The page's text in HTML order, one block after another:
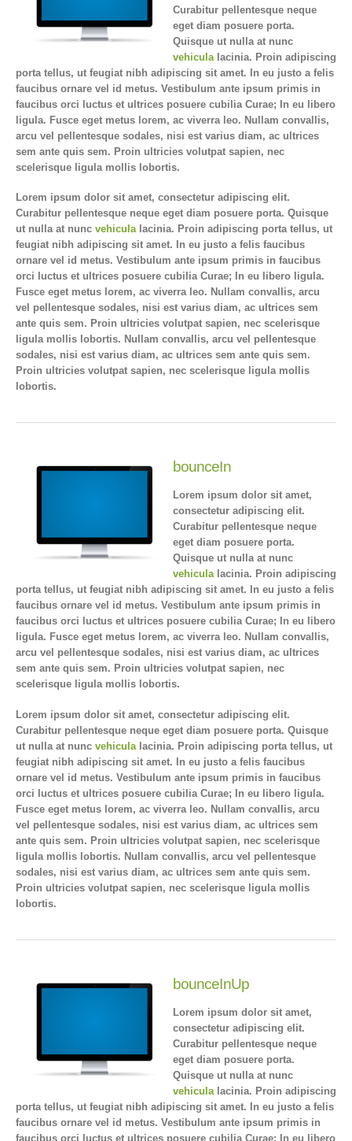
Curabitur pellentesque neque
eget diam posuere porta.
Quisque ut nulla at nunc
vehicula lacinia. Proin adipiscing
porta tellus, ut feugiat nibh adipiscing sit amet. In eu justo a felis
faucibus ornare vel id metus. Vestibulum ante ipsum primis in
faucibus orci luctus et ultrices posuere cubilia Curae; In eu libero
ligula. Fusce eget metus lorem, ac viverra leo. Nullam convallis,
arcu vel pellentesque sodales, nisi est varius diam, ac ultrices
sem ante quis sem. Proin ultricies volutpat sapien, nec
scelerisque ligula mollis lobortis.
Lorem ipsum dolor sit amet, consectetur adipiscing elit.
Curabitur pellentesque neque eget diam posuere porta. Quisque
ut nulla at nunc vehiculalacinia. Proin adipiscing porta tellus, ut
feugiat nibh adipiscing sit amet. In eu justo a felis faucibus
ornare vel id metus. Vestibulum ante ipsum primis in faucibus
orci luctus et ultrices posuere cubilia Curae; In eu libero ligula.
Fusce eget metus lorem, ac viverra leo. Nullam convallis, arcu
vel pellentesque sodales, nisi est varius diam, ac ultrices sem
ante quis sem. Proin ultricies volutpat sapien, nec scelerisque
ligula mollis lobortis. Nullam convallis, arcu vel pellentesque
sodales, nisi est varius diam, ac ultrices sem ante quis sem.
Proin ultricies volutpat sapien, nec scelerisque ligula mollis
lobortis.
bounceIn
Lorem ipsum dolor sit amet,
consectetur adipiscing elit.
Curabitur pellentesque neque
eget diam posuere porta.
Quisque ut nulla at nunc
vehiculalacinia. Proin adipiscing
porta tellus, ut feugiat nibh adipiscing sit amet. In eu justo a felis
faucibus ornare vel id metus. Vestibulum ante ipsum primis in
faucibus orci luctus et ultrices posuere cubilia Curae; In eu libero
ligula. Fusce eget metus lorem, ac viverra leo. Nullam convallis,
arcu vel pellentesque sodales, nisi est varius diam, ac ultrices
sem ante quis sem. Proin ultricies volutpat sapien, nec
scelerisque ligula mollis lobortis.
Lorem ipsum dolor sit amet, consectetur adipiscing elit.
Curabitur pellentesque neque eget diam posuere porta. Quisque
ut nulla at nunc vehicula lacinia. Proin adipiscing porta tellus, ut
feugiat nibh adipiscing sit amet. In eu justo a felis faucibus
ornare vel id metus. Vestibulum ante ipsum primis in faucibus
orci luctus et ultrices posuere cubilia Curae; In eu libero ligula.
Fusce eget metus lorem, ac viverra leo. Nullam convallis, arcu
vel pellentesque sodales, nisi est varius diam, ac ultrices sem
ante quis sem. Proin ultricies volutpat sapien, nec scelerisque
ligula mollis lobortis. Nullam convallis, arcu vel pellentesque
sodales, nisi est varius diam, ac ultrices sem ante quis sem.
Proin ultricies volutpat sapien, nec scelerisque ligula mollis
lobortis.
bounceInUp
Lorem ipsum dolor sit amet,
consectetur adipiscing elit.
Curabitur pellentesque neque
eget diam posuere porta.
Quisque ut nulla at nunc
vehicula lacinia. Proin adipiscing
porta tellus, ut feugiat nibh adipiscing sit amet. In eu justo a felis
faucibus ornare vel id metus. Vestibulum ante ipsum primis in
faucibus orci luctus et ultrices posuere cubilia Curae; In eu libero